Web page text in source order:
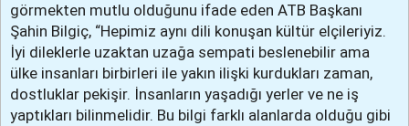
görmekten mutlu olduğunu ifade eden ATB Başkanı
Şahin Bilgiç, “Hepimiz aynı dili konuşan kültür elçileriyiz.
İyi dileklerle uzaktan uzağa sempati beslenebilir ama
ülke insanları birbirleri ile yakın ilişki kurdukları zaman,
dostluklar pekişir. İnsanların yaşadığı yerler ve ne iş
yaptıkları bilinmelidir. Bu bilgi farklı alanlarda olduğu gibi